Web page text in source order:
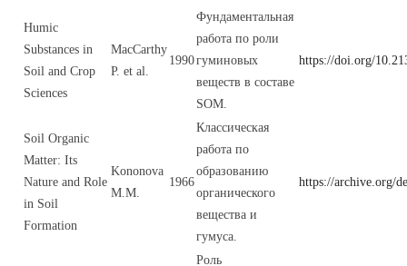
Humic
Substances in
Soil and Crop
Sciences
MacCarthy
P. et al.
1990
Фундаментальная
работа по роли
гуминовых
веществ в составе
SOM.
https://doi.org/
Soil Organic
Matter: Its
Nature and Role
in Soil
Formation
Kononova
M.M.
1966
Классическая
работа по
образованию
органического
вещества и
гумуса.
https://archive.org/
Роль